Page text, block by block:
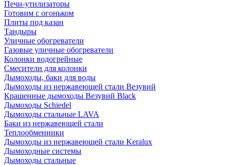
Печи-утилизаторы
Готовим с огоньком
Плиты под казан
Тандыры
Уличные обогреватели
Газовые уличные обогреватели
Колонки водогрейные
Смесители для колонки
Дымоходы, баки для воды
Дымоходы из нержавеющей стали Везувий
Крашенные дымоходы Везувий Black
Дымоходы Schiedel
Дымоходы стальные LAVA
Баки из нержавеющей стали
Теплообменники
Дымоходы из нержавеющей стали Keralux
Дымоходные системы
Дымоходы стальные